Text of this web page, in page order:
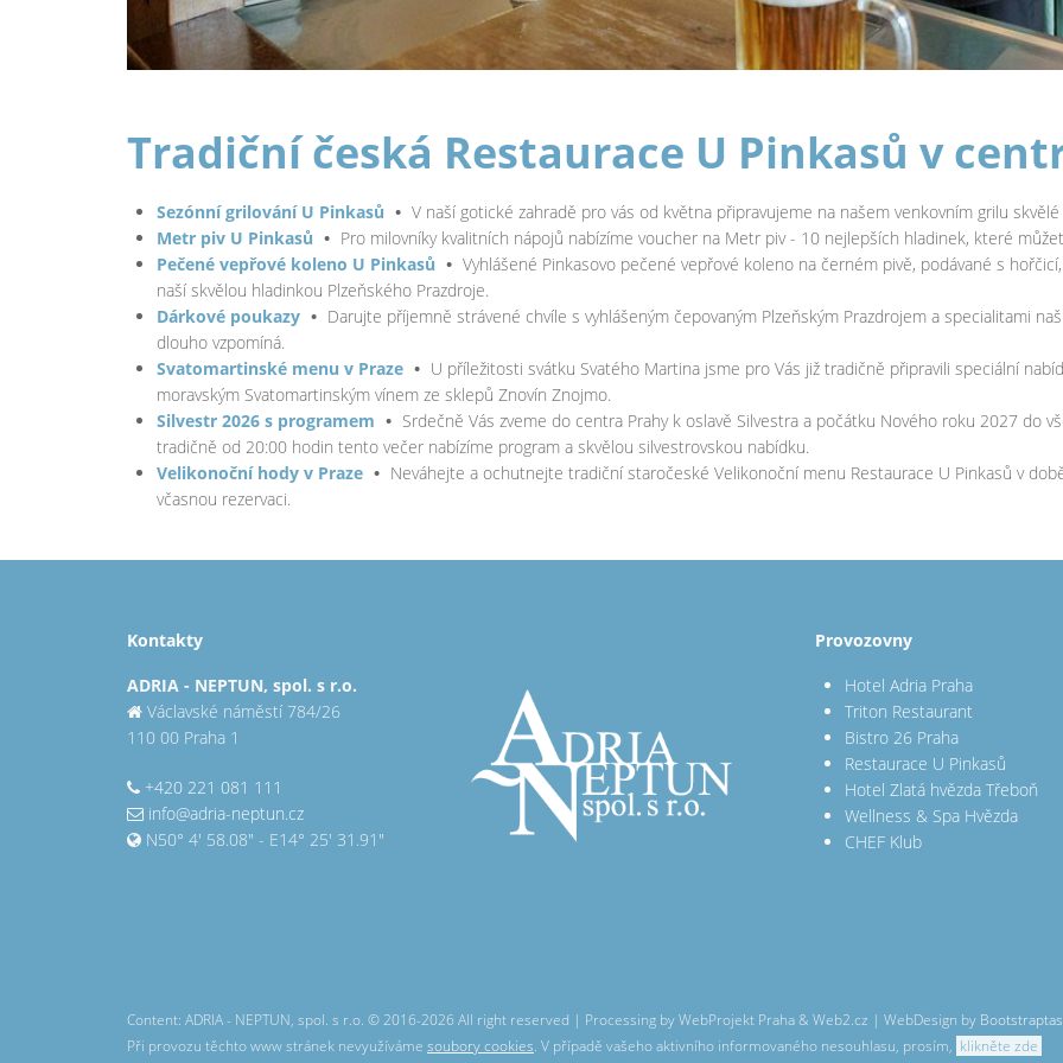
Tradiční česká Restaurace U Pinkasů v
Sezónní grilování U Pinkasů • V naší gotické zahradě pro vás od května připravujeme na našem venkovním grilu
Metr piv U Pinkasů • Pro milovníky kvalitních nápojů nabízíme voucher na Metr piv - 10 nejlepších hladinek, které
Pečené vepřové koleno U Pinkasů • Vyhlášené Pinkasovo pečené vepřové koleno na černém pivě, podávané s
naší skvělou hladinkou Plzeňského Prazdroje.
Dárkové poukazy • Darujte příjemně strávené chvíle s vyhlášeným čepovaným Plzeňským Prazdrojem a specialitami
dlouho vzpomíná.
Svatomartinské menu v Praze • U příležitosti svátku Svatého Martina jsme pro Vás již tradičně připravili speciální
moravským Svatomartinským vínem ze sklepů Znovín Znojmo.
Silvestr 2026 s programem • Srdečně Vás zveme do centra Prahy k oslavě Silvestra a počátku Nového roku 2027 do
tradičně od 20:00 hodin tento večer nabízíme program a skvělou silvestrovskou nabídku.
Velikonoční hody v Praze • Neváhejte a ochutnejte tradiční staročeské Velikonoční menu Restaurace U Pinkasů v
včasnou rezervaci.
Kontakty
ADRIA - NEPTUN, spol. s r.o.
Václavské náměstí 784/26
110 00 Praha 1
+420 221 081 111
info@adria-neptun.cz
N50° 4' 58.08" - E14° 25' 31.91"
Provozovny
Hotel Adria Praha
Triton Restaurant
Bistro 26 Praha
Restaurace U Pinkasů
Hotel Zlatá hvězda Třeboň
Wellness & Spa Hvězda
CHEF Klub
Content: ADRIA - NEPTUN, spol. s r.o. © 2016-2026 All right reserved | Processing by WebProjekt Praha & Web2.cz | WebDesign by
Při provozu těchto www stránek nevyužíváme soubory cookies. V případě vašeho aktivního informovaného nesouhlasu, prosím, klikněte zde